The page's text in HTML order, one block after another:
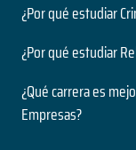
¿Por qué estudiar
¿Por qué estudiar
¿Qué carrera es
Empresas?